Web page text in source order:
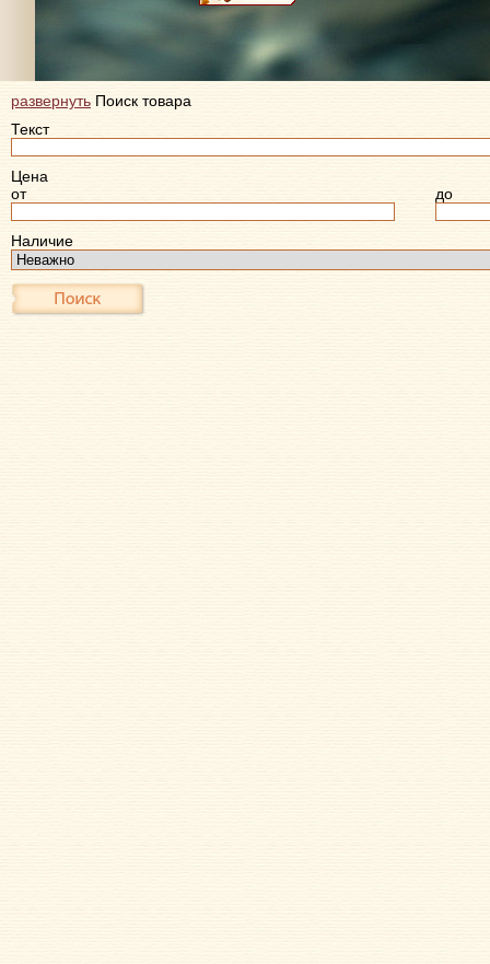
развернуть Поиск товара
Текст
Цена
от
до
Наличие